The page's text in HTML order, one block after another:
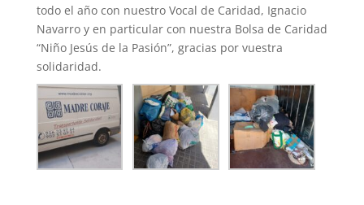
todo el año con nuestro Vocal de Caridad, Ignacio
Navarro y en particular con nuestra Bolsa de Caridad
“Niño Jesús de la Pasión”, gracias por vuestra
solidaridad.